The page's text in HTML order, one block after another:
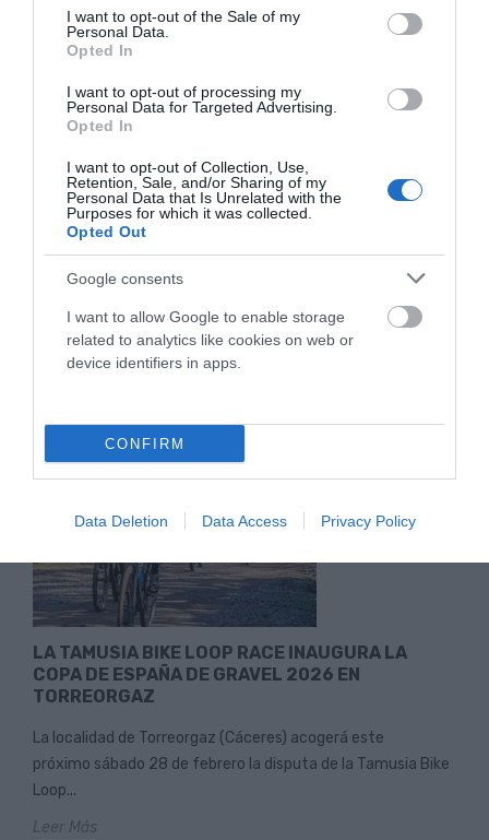
consent section.
I want to opt-out of the Sale of my
Personal Data.
Opted In
I want to opt-out of processing my
Personal Data for Targeted Advertising.
Opted In
I want to opt-out of Collection, Use,
Retention, Sale, and/or Sharing of my
Personal Data that Is Unrelated with the
Purposes for which it was collected.
Opted Out
Google consents
I want to allow Google to enable storage
related to analytics like cookies on web or
device identifiers in apps.
CONFIRM
Data Deletion Data Access Privacy Policy
TAMUSIA BIKE LOOP RACE 2026 ABRIÓ LA COPA
DE ESPAÑA GRAVEL 2026 EN TORREORGAZ
La Tamusia Bike Loop Race inauguró la Copa de España
Gravel 2026 en Torreorgaz con gran participación y
espectáculo...
LA TAMUSIA BIKE LOOP RACE INAUGURA LA
COPA DE ESPAÑA DE GRAVEL 2026 EN
TORREORGAZ
La localidad de Torreorgaz (Cáceres) acogerá este
próximo sábado 28 de febrero la disputa de la Tamusia Bike
Loop...
Leer Más